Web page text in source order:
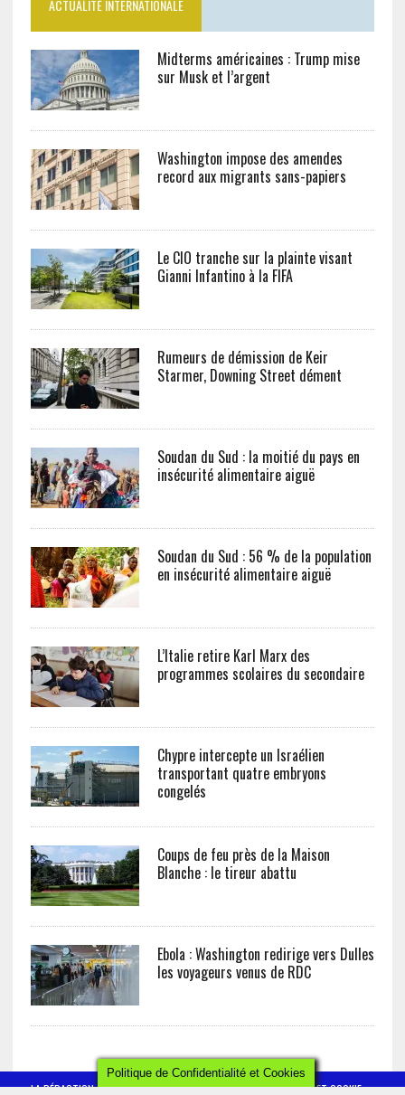
ACTUALITÉ INTERNATIONALE
Midterms américaines : Trump mise
sur Musk et l’argent
Washington impose des amendes
record aux migrants sans-papiers
Le CIO tranche sur la plainte visant
Gianni Infantino à la FIFA
Rumeurs de démission de Keir
Starmer, Downing Street dément
Soudan du Sud : la moitié du pays en
insécurité alimentaire aiguë
Soudan du Sud : 56 % de la population
en insécurité alimentaire aiguë
L’Italie retire Karl Marx des
programmes scolaires du secondaire
Chypre intercepte un Israélien
transportant quatre embryons
congelés
Coups de feu près de la Maison
Blanche : le tireur abattu
Ebola : Washington redirige vers Dulles
les voyageurs venus de RDC
LA RÉDACTION CONTACT POLITIQUE DE CONFIDENTIALITÉ ET COOKIE
Politique de Confidentialité et Cookies